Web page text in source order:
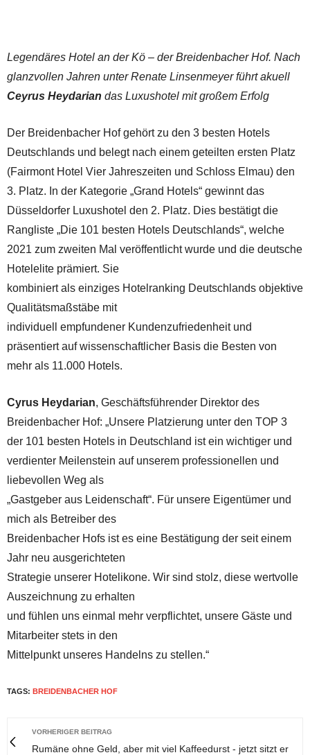
Legendäres Hotel an der Kö – der Breidenbacher Hof. Nach
glanzvollen Jahren unter Renate Linsenmeyer führt akuell
Ceyrus Heydarian das Luxushotel mit großem Erfolg
Der Breidenbacher Hof gehört zu den 3 besten Hotels
Deutschlands und belegt nach einem geteilten ersten Platz
(Fairmont Hotel Vier Jahreszeiten und Schloss Elmau) den
3. Platz. In der Kategorie „Grand Hotels“ gewinnt das
Düsseldorfer Luxushotel den 2. Platz. Dies bestätigt die
Rangliste „Die 101 besten Hotels Deutschlands“, welche
2021 zum zweiten Mal veröffentlicht wurde und die deutsche
Hotelelite prämiert. Sie
kombiniert als einziges Hotelranking Deutschlands objektive
Qualitätsmaßstäbe mit
individuell empfundener Kundenzufriedenheit und
präsentiert auf wissenschaftlicher Basis die Besten von
mehr als 11.000 Hotels.
Cyrus Heydarian, Geschäftsführender Direktor des
Breidenbacher Hof: „Unsere Platzierung unter den TOP 3
der 101 besten Hotels in Deutschland ist ein wichtiger und
verdienter Meilenstein auf unserem professionellen und
liebevollen Weg als
„Gastgeber aus Leidenschaft“. Für unsere Eigentümer und
mich als Betreiber des
Breidenbacher Hofs ist es eine Bestätigung der seit einem
Jahr neu ausgerichteten
Strategie unserer Hotelikone. Wir sind stolz, diese wertvolle
Auszeichnung zu erhalten
und fühlen uns einmal mehr verpflichtet, unsere Gäste und
Mitarbeiter stets in den
Mittelpunkt unseres Handelns zu stellen.“
TAGS: BREIDENBACHER HOF
VORHERIGER BEITRAG
Rumäne ohne Geld, aber mit viel Kaffeedurst - jetzt sitzt er